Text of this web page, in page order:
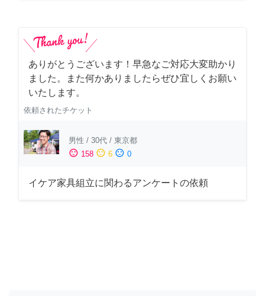
ありがとうございます！早急なご対応大変助かり
ました。また何かありましたらぜひ宜しくお願い
いたします。
依頼されたチケット
男性 / 30代 / 東京都
sentiment_satisfied 158 sentiment_neutral 6 sentiment_dissatisfied 0
イケア家具組立に関わるアンケートの依頼